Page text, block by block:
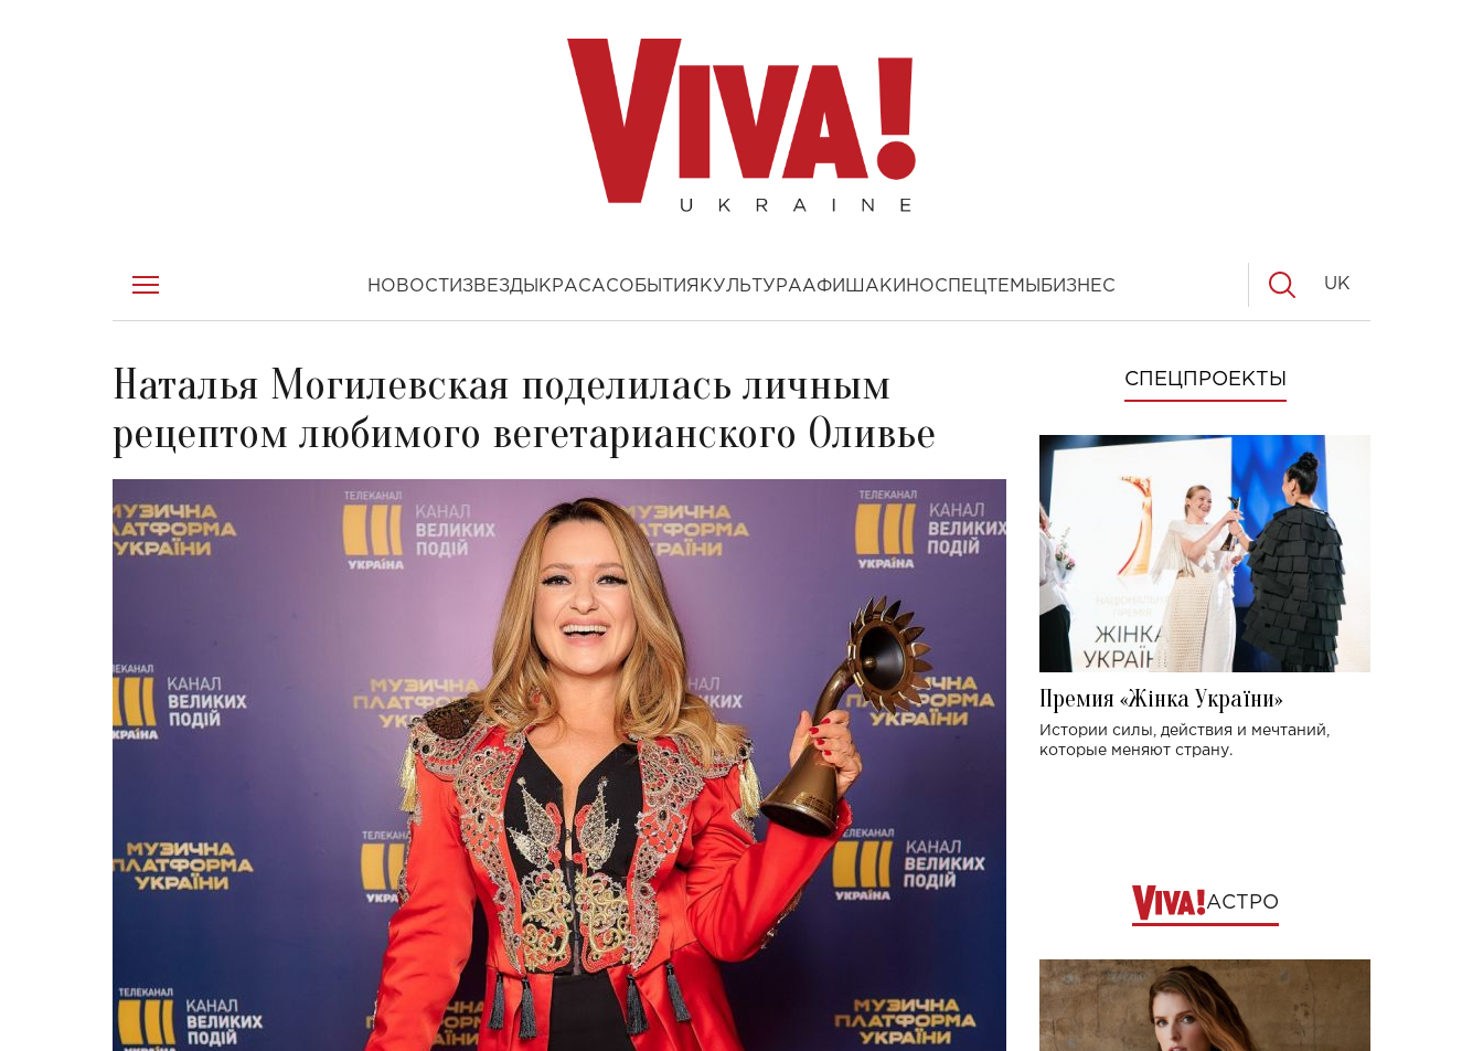
НОВОСТИ ЗВЕЗДЫ КРАСАСОБЫТИЯ КУЛЬТУРААФИША КИНОСПЕЦТЕМЫ БИЗНЕС UK
Наталья Могилевская поделилась личным
рецептом любимого вегетарианского Оливье
СПЕЦПРОЕКТЫ
Премия «Жінка України»
Истории силы, действия и мечтаний,
которые меняют страну.
АСТРО